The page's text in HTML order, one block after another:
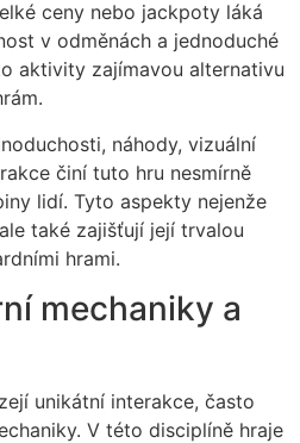
ceny nebo jackpoty láká
v odměnách a jednoduché
aktivity zajímavou alternativu
náhody, vizuální
činí tuto hru nesmírně
lidí. Tyto aspekty nejenže
také zajišťují její trvalou
hrami.
mechaniky a
unikátní interakce, často
V této disciplíně hraje